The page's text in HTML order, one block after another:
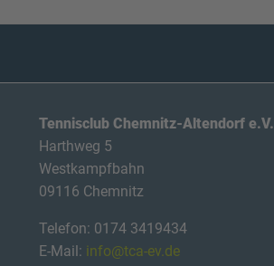
Tennisclub Chemnitz-Altendorf e.V.
Harthweg 5
Westkampfbahn
09116 Chemnitz
Telefon: 0174 3419434
E-Mail: info@tca-ev.de